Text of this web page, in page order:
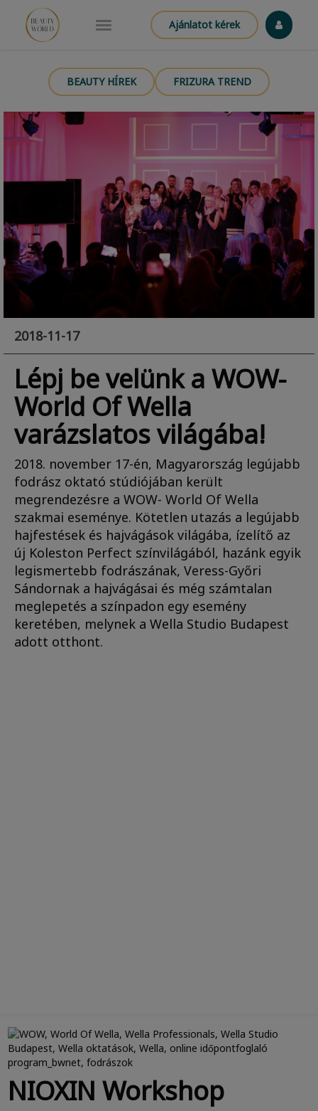
Ajánlatot kérek
BEAUTY HÍREK FRIZURA TREND
2018-11-17
Lépj be velünk a WOW-
World Of Wella
varázslatos világába!
2018. november 17-én, Magyarország legújabb
fodrász oktató stúdiójában került
megrendezésre a WOW- World Of Wella
szakmai eseménye. Kötetlen utazás a legújabb
hajfestések és hajvágások világába, ízelítő az
új Koleston Perfect színvilágából, hazánk egyik
legismertebb fodrászának, Veress-Győri
Sándornak a hajvágásai és még számtalan
meglepetés a színpadon egy esemény
keretében, melynek a Wella Studio Budapest
adott otthont.
NIOXIN Workshop